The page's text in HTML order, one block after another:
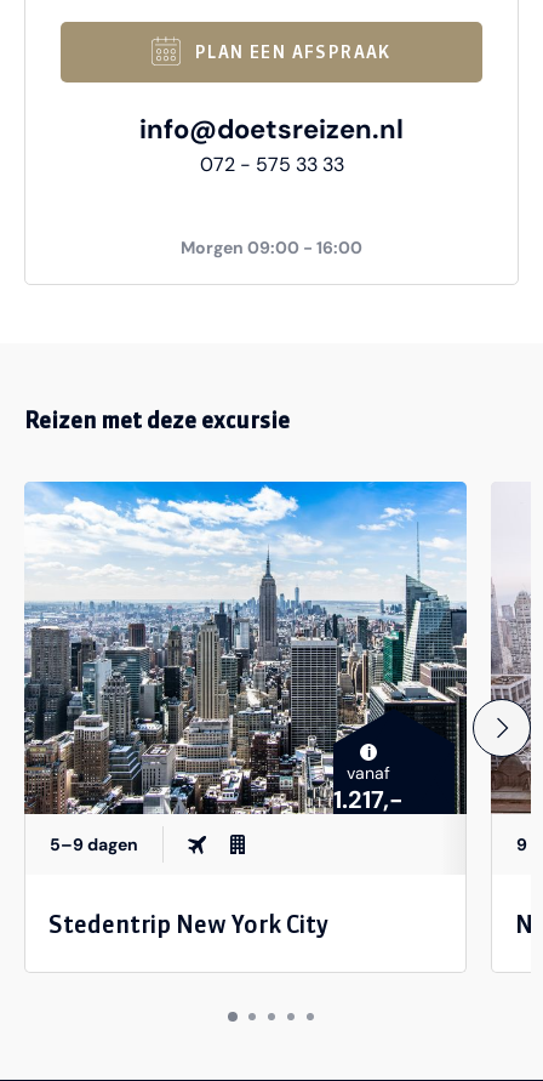
PLAN EEN AFSPRAAK
info@doetsreizen.nl
072 - 575 33 33
Morgen 09:00 - 16:00
Reizen met deze excursie
i
vanaf
1.217,-
5–9 dagen
Stedentrip New York City
9